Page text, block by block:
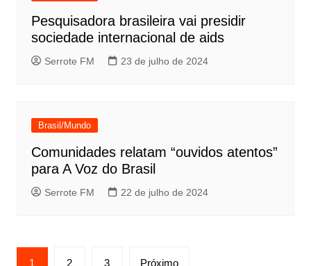
Pesquisadora brasileira vai presidir
sociedade internacional de aids
Serrote FM 23 de julho de 2024
Brasil/Mundo
Comunidades relatam “ouvidos atentos”
para A Voz do Brasil
Serrote FM 22 de julho de 2024
Paginação
1 2 3 Próximo